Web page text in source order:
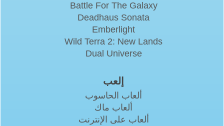
Battle For The Galaxy
Deadhaus Sonata
Emberlight
Wild Terra 2: New Lands
Dual Universe
إلعب
ألعاب الحاسوب
ألعاب ماك
ألعاب على الإنترنت